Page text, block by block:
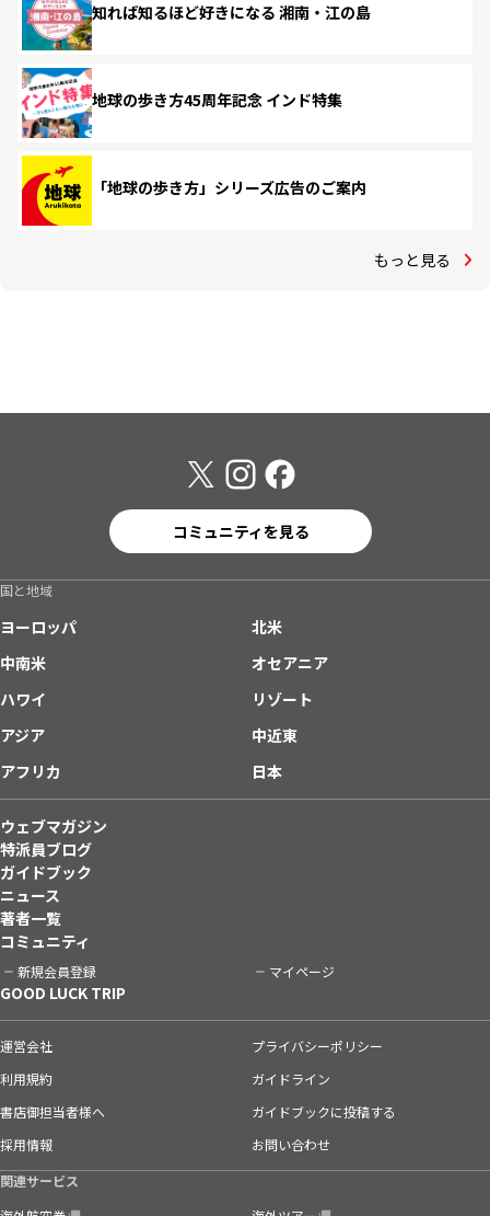
知れば知るほど好きになる 湘南・江の島
地球の歩き方45周年記念 インド特集
「地球の歩き方」シリーズ広告のご案内
もっと見る
コミュニティを見る
国と地域
ヨーロッパ
北米
中南米
オセアニア
ハワイ
リゾート
アジア
中近東
アフリカ
日本
ウェブマガジン
特派員ブログ
ガイドブック
ニュース
著者一覧
コミュニティ
新規会員登録 マイページ
GOOD LUCK TRIP
運営会社
プライバシーポリシー
利用規約
ガイドライン
書店御担当者様へ
ガイドブックに投稿する
採用情報
お問い合わせ
関連サービス